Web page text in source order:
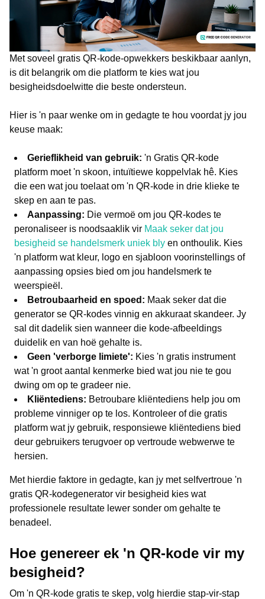
Met soveel gratis QR-kode-opwekkers beskikbaar aanlyn,
is dit belangrik om die platform te kies wat jou
besigheidsdoelwitte die beste ondersteun.
Hier is 'n paar wenke om in gedagte te hou voordat jy jou
keuse maak:
Gerieflikheid van gebruik: 'n Gratis QR-kode
platform moet 'n skoon, intuïtiewe koppelvlak hê. Kies
die een wat jou toelaat om 'n QR-kode in drie klieke te
skep en aan te pas.
Aanpassing: Die vermoë om jou QR-kodes te
peronaliseer is noodsaaklik vir Maak seker dat jou
besigheid se handelsmerk uniek bly en onthoulik. Kies
'n platform wat kleur, logo en sjabloon voorinstellings of
aanpassing opsies bied om jou handelsmerk te
weerspieël.
Betroubaarheid en spoed: Maak seker dat die
generator se QR-kodes vinnig en akkuraat skandeer. Jy
sal dit dadelik sien wanneer die kode-afbeeldings
duidelik en van hoë gehalte is.
Geen 'verborge limiete': Kies 'n gratis instrument
wat 'n groot aantal kenmerke bied wat jou nie te gou
dwing om op te gradeer nie.
Kliëntediens: Betroubare kliëntediens help jou om
probleme vinniger op te los. Kontroleer of die gratis
platform wat jy gebruik, responsiewe kliëntediens bied
deur gebruikers terugvoer op vertroude webwerwe te
hersien.
Met hierdie faktore in gedagte, kan jy met selfvertroue 'n
gratis QR-kodegenerator vir besigheid kies wat
professionele resultate lewer sonder om gehalte te
benadeel.
Hoe genereer ek 'n QR-kode vir my
besigheid?
Om 'n QR-kode gratis te skep, volg hierdie stap-vir-stap